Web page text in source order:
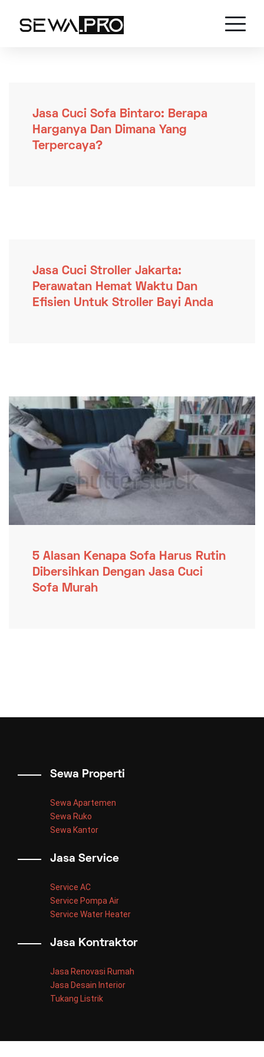
Jasa Cuci Sofa Bintaro: Berapa
Harganya Dan Dimana Yang
Terpercaya?
Jasa Cuci Stroller Jakarta:
Perawatan Hemat Waktu Dan
Efisien Untuk Stroller Bayi Anda
5 Alasan Kenapa Sofa Harus Rutin
Dibersihkan Dengan Jasa Cuci
Sofa Murah
Sewa Properti
Sewa Apartemen
Sewa Ruko
Sewa Kantor
Jasa Service
Service AC
Service Pompa Air
Service Water Heater
Jasa Kontraktor
Jasa Renovasi Rumah
Jasa Desain Interior
Tukang Listrik